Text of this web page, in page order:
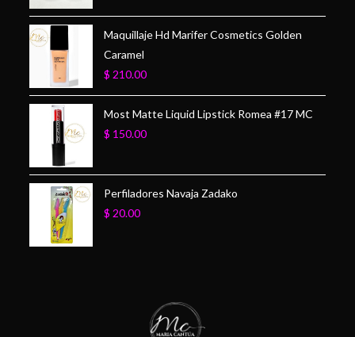
Maquillaje Hd Marifer Cosmetics Golden
Caramel
$ 210.00
Most Matte Liquid Lipstick Romea #17 MC
$ 150.00
Perfiladores Navaja Zadako
$ 20.00